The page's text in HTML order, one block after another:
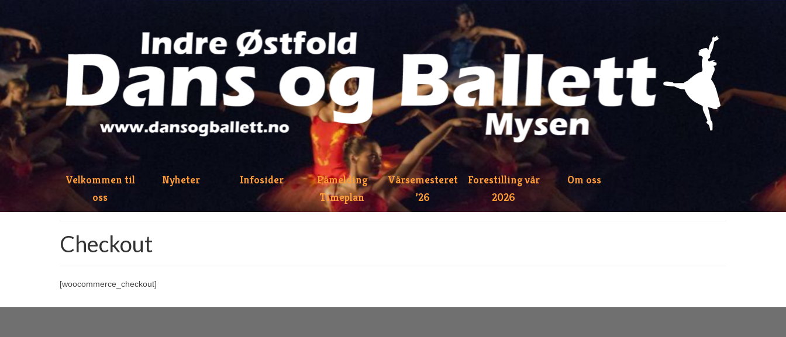
Velkommen til
oss
Nyheter Infosider
Påmelding
Timeplan
Vårsemesteret
’26
Forestilling vår
2026
Om oss
Checkout
[woocommerce_checkout]